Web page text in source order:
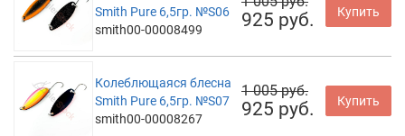
Smith Pure 6,5гр. №S06
smith00-00008499
925 руб. Купить
Колеблющаяся блесна
Smith Pure 6,5гр. №S07
smith00-00008267
1 005 руб.
925 руб. Купить